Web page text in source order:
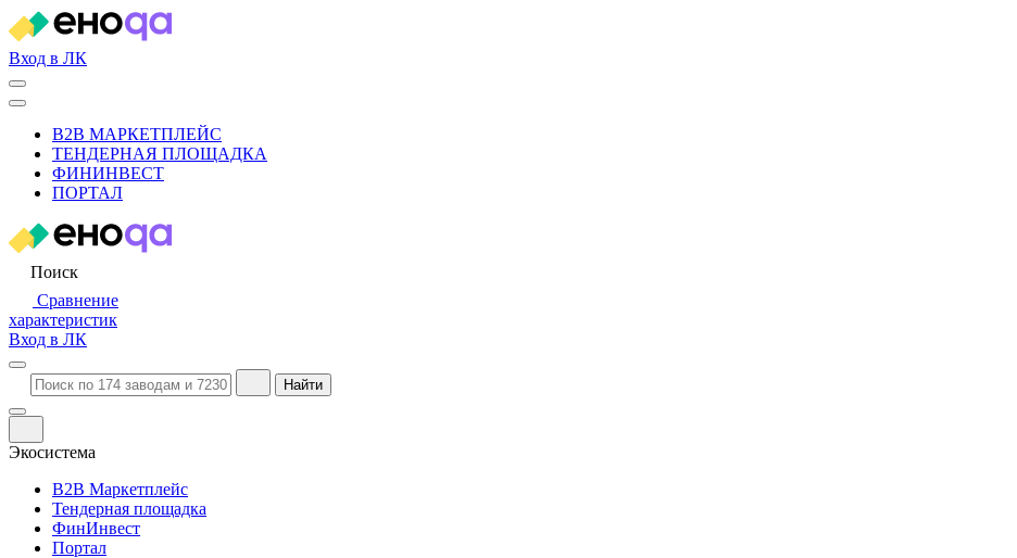
Вход в ЛК
B2B МАРКЕТПЛЕЙС
ТЕНДЕРНАЯ ПЛОЩАДКА
ФИНИНВЕСТ
ПОРТАЛ
Поиск
Сравнение
характеристик
Вход в ЛК
Найти
Экосистема
B2B Маркетплейс
Тендерная площадка
ФинИнвест
Портал